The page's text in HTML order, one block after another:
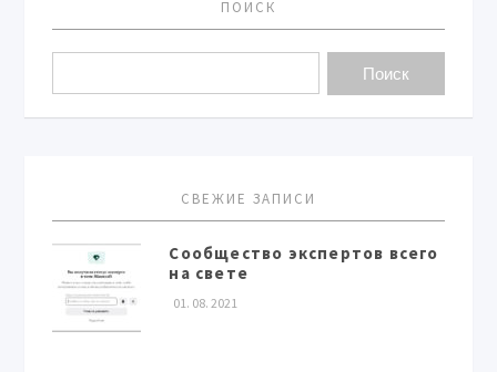
ПОИСК
СВЕЖИЕ ЗАПИСИ
Сообщество экспертов всего
на свете
01. 08. 2021